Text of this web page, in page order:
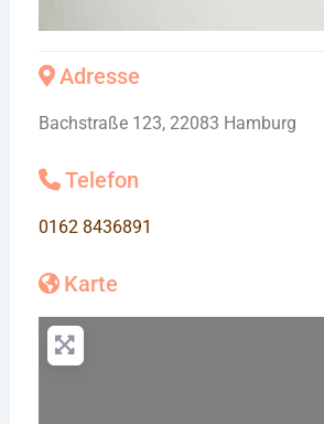
Adresse
Bachstraße 123, 22083 Hamburg
Telefon
0162 8436891
Karte